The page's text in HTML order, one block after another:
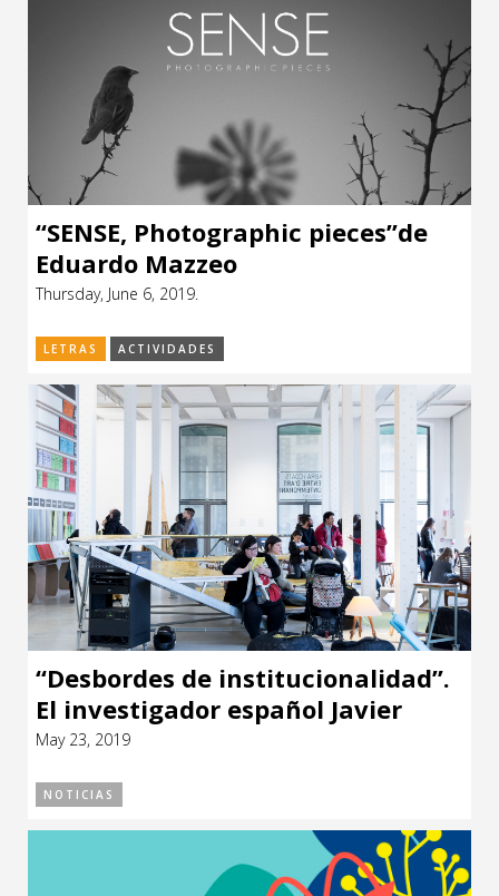
“SENSE, Photographic pieces”de
Eduardo Mazzeo
Thursday, June 6, 2019.
LETRAS ACTIVIDADES
“Desbordes de institucionalidad”.
El investigador español Javier
Rodrigo en Montevideo
May 23, 2019
NOTICIAS